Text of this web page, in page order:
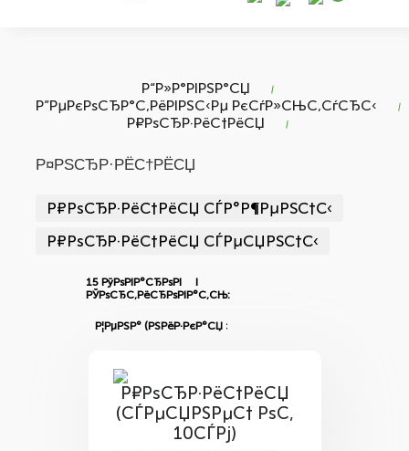
Р“Р»Р°РІРЅР°СЏ
Р”РµРєРѕСЂР°С‚РёРІРЅС‹Рµ РєСѓР»СЊС‚СѓСЂС‹
Р¤РѕСЂР·РёС†РёСЏ
Р¤РЅСЂР·РЁС†РЁСЏ
Р¤РѕСЂР·РёС†РёСЏ СЃР°Р¶РµРЅС†С‹
Р¤РѕСЂР·РёС†РёСЏ СЃРµСЏРЅС†С‹
15 РўРѕРІР°СЂРѕРІ I
РЎРѕСЂС‚РёСЂРѕРІР°С‚СЊ: